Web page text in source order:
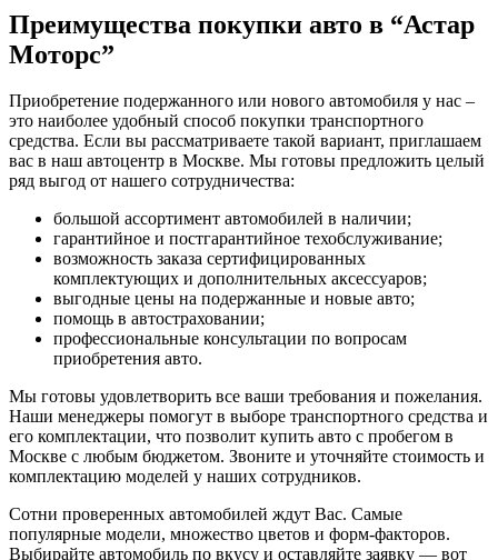
Преимущества покупки авто в “Астар
Моторс”
Приобретение подержанного или нового автомобиля у нас –
это наиболее удобный способ покупки транспортного
средства. Если вы рассматриваете такой вариант, приглашаем
вас в наш автоцентр в Москве. Мы готовы предложить целый
ряд выгод от нашего сотрудничества:
большой ассортимент автомобилей в наличии;
гарантийное и постгарантийное техобслуживание;
возможность заказа сертифицированных
комплектующих и дополнительных аксессуаров;
выгодные цены на подержанные и новые авто;
помощь в автостраховании;
профессиональные консультации по вопросам
приобретения авто.
Мы готовы удовлетворить все ваши требования и пожелания.
Наши менеджеры помогут в выборе транспортного средства и
его комплектации, что позволит купить авто с пробегом в
Москве с любым бюджетом. Звоните и уточняйте стоимость и
комплектацию моделей у наших сотрудников.
Сотни проверенных автомобилей ждут Вас. Самые
популярные модели, множество цветов и форм-факторов.
Выбирайте автомобиль по вкусу и оставляйте заявку — вот